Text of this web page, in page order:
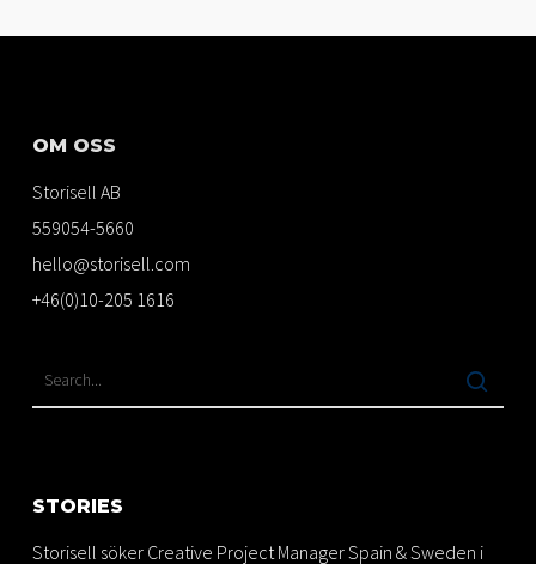
OM OSS
Storisell AB
559054-5660
hello@storisell.com
+46(0)10-205 1616
STORIES
Storisell söker Creative Project Manager Spain & Sweden i